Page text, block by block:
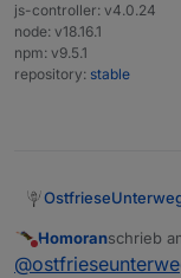
js-controller: v4.0.24
node: v18.16.1
npm: v9.5.1
repository: stable
Nicht stören
Homoranschrieb
zuletzt
@